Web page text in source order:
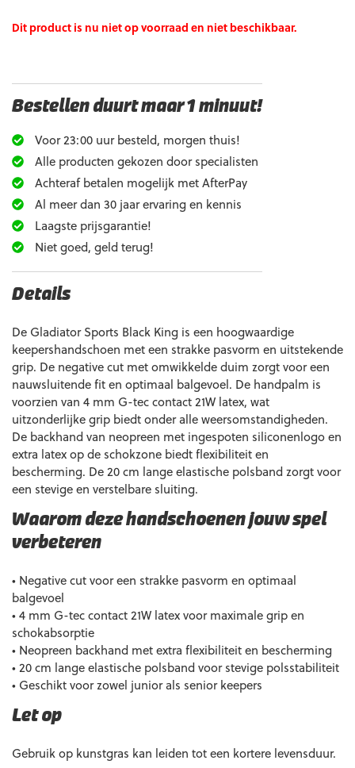
Dit product is nu niet op voorraad en niet beschikbaar.
Bestellen duurt maar 1 minuut!
Voor 23:00 uur besteld, morgen thuis!
Alle producten gekozen door specialisten
Achteraf betalen mogelijk met AfterPay
Al meer dan 30 jaar ervaring en kennis
Laagste prijsgarantie!
Niet goed, geld terug!
Details
De Gladiator Sports Black King is een hoogwaardige
keepershandschoen met een strakke pasvorm en uitstekende
grip. De negative cut met omwikkelde duim zorgt voor een
nauwsluitende fit en optimaal balgevoel. De handpalm is
voorzien van 4 mm G-tec contact 21W latex, wat
uitzonderlijke grip biedt onder alle weersomstandigheden.
De backhand van neopreen met ingespoten siliconenlogo en
extra latex op de schokzone biedt flexibiliteit en
bescherming. De 20 cm lange elastische polsband zorgt voor
een stevige en verstelbare sluiting.
Waarom deze handschoenen jouw spel
verbeteren
• Negative cut voor een strakke pasvorm en optimaal
balgevoel
• 4 mm G-tec contact 21W latex voor maximale grip en
schokabsorptie
• Neopreen backhand met extra flexibiliteit en bescherming
• 20 cm lange elastische polsband voor stevige polsstabiliteit
• Geschikt voor zowel junior als senior keepers
Let op
Gebruik op kunstgras kan leiden tot een kortere levensduur.